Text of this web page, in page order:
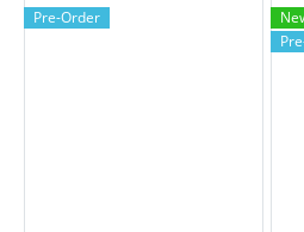
Pre-Order